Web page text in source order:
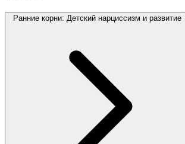
Ранние корни: Детский нарциссизм и развитие